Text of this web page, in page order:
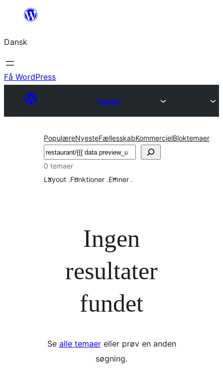
Spring
indhold
Dansk
Få WordPress
Temaer
PopulæreNyesteFællesskabKommercielBloktemaer
Søg
0 temaer
Layout .Funktioner .Emner .
Ingen
resultater
fundet
Se alle temaereller prøv en anden
søgning.